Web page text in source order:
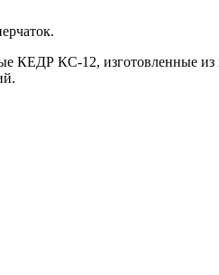
КЕДР КС-12, изготовленные